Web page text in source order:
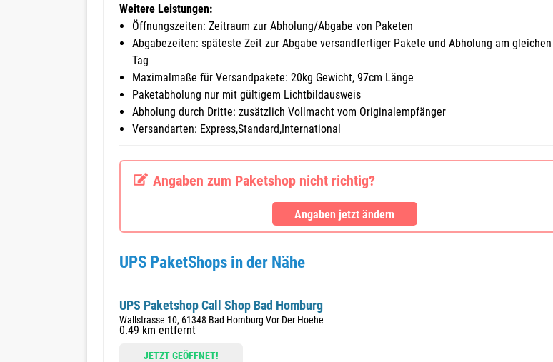
Weitere Leistungen:
Öffnungszeiten: Zeitraum zur Abholung/Abgabe von Paketen
Abgabezeiten: späteste Zeit zur Abgabe versandfertiger Pakete und Abholung am gleichen
Tag
Maximalmaße für Versandpakete: 20kg Gewicht, 97cm Länge
Paketabholung nur mit gültigem Lichtbildausweis
Abholung durch Dritte: zusätzlich Vollmacht vom Originalempfänger
Versandarten: Express,Standard,International
Angaben zum Paketshop nicht richtig?
Angaben jetzt ändern
UPS PaketShops in der Nähe
UPS Paketshop Call Shop Bad Homburg
Wallstrasse 10, 61348 Bad Homburg Vor Der Hoehe
0.49 km entfernt
JETZT GEÖFFNET!